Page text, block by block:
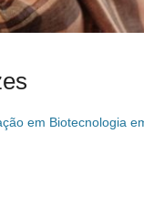
em Biotecnologia